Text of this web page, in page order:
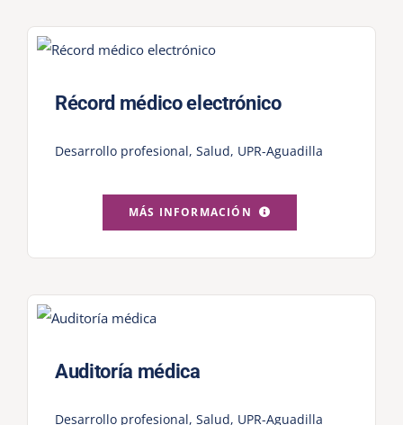
Récord médico electrónico
Desarrollo profesional, Salud, UPR-Aguadilla
MÁS INFORMACIÓN
Auditoría médica
Desarrollo profesional, Salud, UPR-Aguadilla